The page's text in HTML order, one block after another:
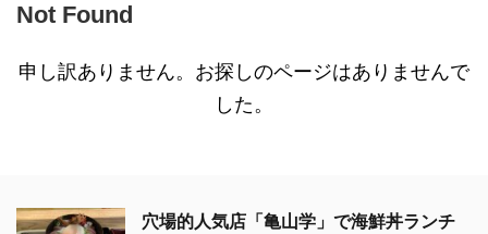
Not Found
申し訳ありません。お探しのページはありませんで
した。
穴場的人気店「亀山学」で海鮮丼ランチ